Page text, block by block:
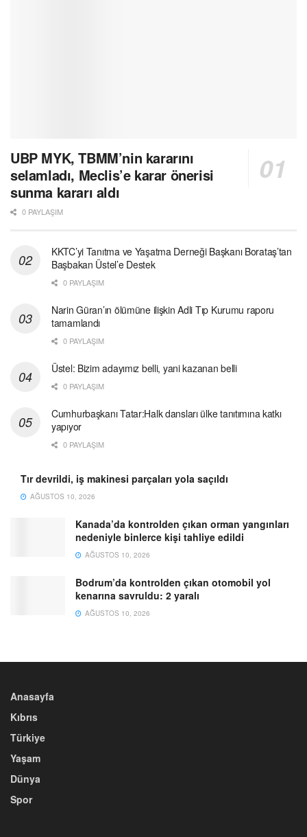
UBP MYK, TBMM’nin kararını
selamladı, Meclis’e karar önerisi
sunma kararı aldı
0 PAYLAŞIM
KKTC’yi Tanıtma ve Yaşatma Derneği Başkanı Borataş’tan
Başbakan Üstel’e Destek
0 PAYLAŞIM
Narin Güran’ın ölümüne ilişkin Adli Tıp Kurumu raporu
tamamlandı
0 PAYLAŞIM
Üstel: Bizim adayımız belli, yani kazanan belli
0 PAYLAŞIM
Cumhurbaşkanı Tatar:Halk dansları ülke tanıtımına katkı
yapıyor
0 PAYLAŞIM
Tır devrildi, iş makinesi parçaları yola saçıldı
AĞUSTOS 10, 2026
Kanada’da kontrolden çıkan orman yangınları
nedeniyle binlerce kişi tahliye edildi
AĞUSTOS 10, 2026
Bodrum’da kontrolden çıkan otomobil yol
kenarına savruldu: 2 yaralı
AĞUSTOS 10, 2026
Anasayfa
Kıbrıs
Türkiye
Yaşam
Dünya
Spor